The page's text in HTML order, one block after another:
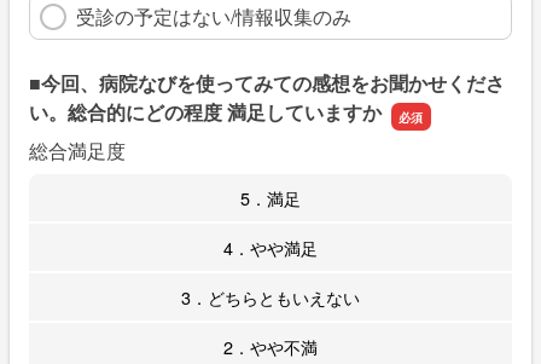
受診の予定はない/情報収集のみ
■今回、病院なびを使ってみての感想をお聞かせくださ
い。総合的にどの程度 満足していますか
総合満足度
5．満足
4．やや満足
3．どちらともいえない
2．やや不満